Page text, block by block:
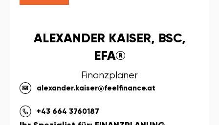
ALEXANDER KAISER, BSC,
EFA®
Finanzplaner
alexander.kaiser@feelfinance.at
+43 664 3760187